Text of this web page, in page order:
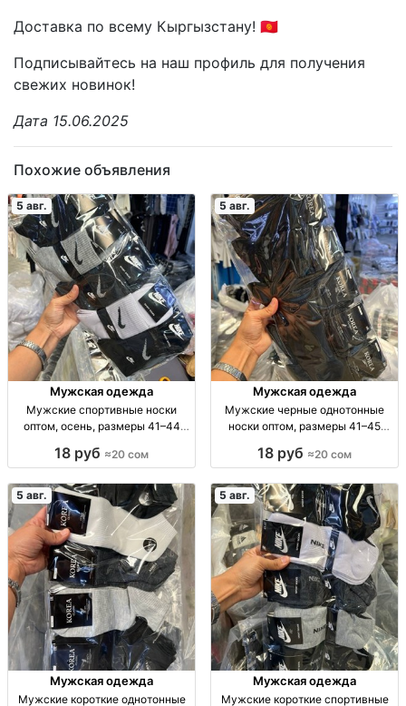
Доставка по всему Кыргызстану! 🇰🇬
Подписывайтесь на наш профиль для получения
свежих новинок!
Дата 15.06.2025
Похожие объявления
5 авг.
Мужская одежда
Мужские спортивные носки
оптом, осень, размеры 41–44
44, уп. 10 шт., опт.
18 руб ≈20 сом
5 авг.
Мужская одежда
Мужские черные однотонные
носки оптом, размеры 41–45
41–45, уп. 10 пар, опт.
18 руб ≈20 сом
5 авг.
Мужская одежда
Мужские короткие однотонные
5 авг.
Мужская одежда
Мужские короткие спортивные